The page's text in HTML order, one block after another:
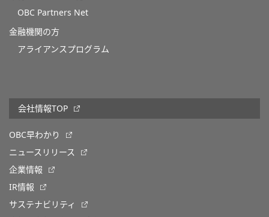
OBC Partners Net
金融機関の方
アライアンスプログラム
会社情報TOP
OBC早わかり
ニュースリリース
企業情報
IR情報
サステナビリティ